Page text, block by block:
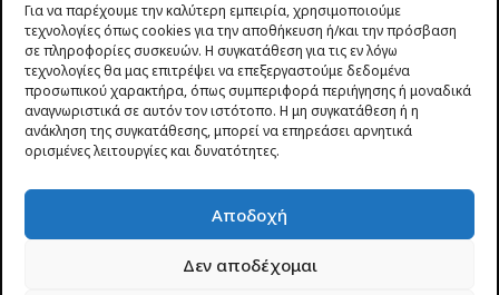
Για να παρέχουμε την καλύτερη εμπειρία, χρησιμοποιούμε
τεχνολογίες όπως cookies για την αποθήκευση ή/και την πρόσβαση
σε πληροφορίες συσκευών. Η συγκατάθεση για τις εν λόγω
τεχνολογίες θα μας επιτρέψει να επεξεργαστούμε δεδομένα
προσωπικού χαρακτήρα, όπως συμπεριφορά περιήγησης ή μοναδικά
αναγνωριστικά σε αυτόν τον ιστότοπο. Η μη συγκατάθεση ή η
ανάκληση της συγκατάθεσης, μπορεί να επηρεάσει αρνητικά
ορισμένες λειτουργίες και δυνατότητες.
Αποδοχή
Δεν αποδέχομαι
Προυσιωτίσσης 27 & Δ.Σταϊκου , Αγρίνιο 30133 (έναντι γηπέδου